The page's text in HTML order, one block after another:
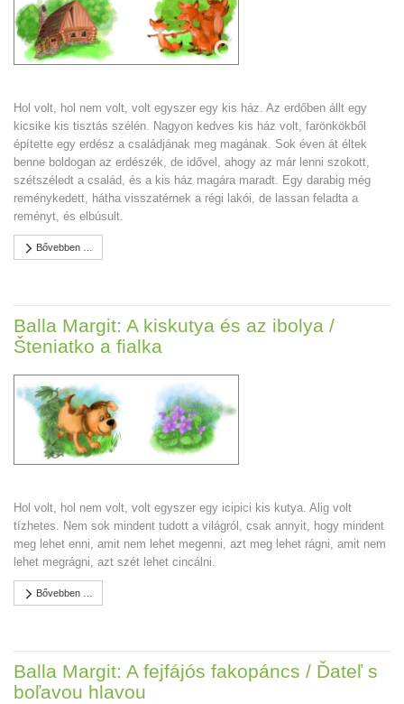
Hol volt, hol nem volt, volt egyszer egy kis ház. Az erdőben állt egy
kicsike kis tisztás szélén. Nagyon kedves kis ház volt, farönkökből
építette egy erdész a családjának meg magának. Sok éven át éltek
benne boldogan az erdészék, de idővel, ahogy az már lenni szokott,
szétszéledt a család, és a kis ház magára maradt. Egy darabig még
reménykedett, hátha visszatérnek a régi lakói, de lassan feladta a
reményt, és elbúsult.
Bővebben …
Balla Margit: A kiskutya és az ibolya /
Šteniatko a fialka
Hol volt, hol nem volt, volt egyszer egy icipici kis kutya. Alig volt
tízhetes. Nem sok mindent tudott a világról, csak annyit, hogy mindent
meg lehet enni, amit nem lehet megenni, azt meg lehet rágni, amit nem
lehet megrágni, azt szét lehet cincálni.
Bővebben …
Balla Margit: A fejfájós fakopáncs / Ďateľ s
boľavou hlavou